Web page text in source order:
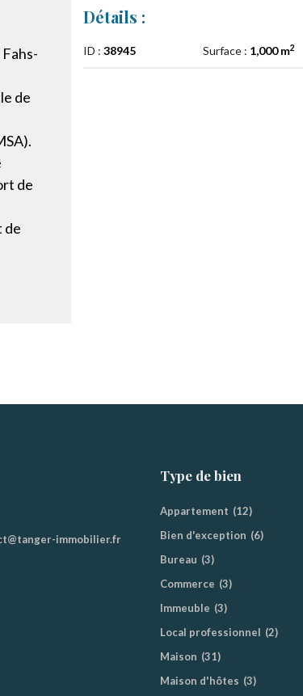
de
de
de
Détails :
ID : 38945 Surface : 1,000 m2
immobilier.fr
Type de bien
Appartement (12)
Bien d'exception (6)
Bureau (3)
Commerce (3)
Immeuble (3)
Local professionnel (2)
Maison (31)
Maison d'hôtes (3)